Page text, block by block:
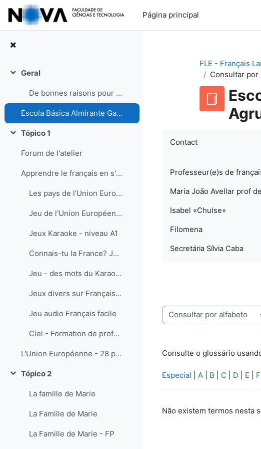
Ir para o conteúdo principal
Página principal
Contrair
Geral
De bonnes raisons pour apprendre le français - En ligne Vizavi
Escola Básica Almirante Gago Coutinho Agrupamento: Alvalade
Contrair
Tópico 1
Forum de l'atelier
Apprendre le français en s'amusant : informations et liens
Les pays de l'Union Européenne - carte interactive (avant l'entrée de la Croatie)
Jeu de l'Union Européenne sur l'U. E. Le coin des enfants /des enseignants
Jeux Karaoke - niveau A1
Connais-tu la France? Jeux pour mieux la connaître. Les régions, les rois de France, etc.
Jeu - des mots du Karaoke
Jeux divers sur Français facile
Jeu audio Français facile
Ciel - Formation de professeurs de FLE - activités pédagogiques multimédia
L'Union Européenne - 28 pays (1er juillet 2013)
Contrair
Tópico 2
La famille de Marie
La Famille de Marie
La Famille de Marie - FP
FLE - Français
Consultar por
Contact
Professeur(e)s de
Maria João Avellar prof
Isabel «Chulse»
Filomena
Secretária Sílvia Caba
Consulte o glossário usando este índice
Consulte o glossário
Especial A B C D E F
Não existem termos nesta